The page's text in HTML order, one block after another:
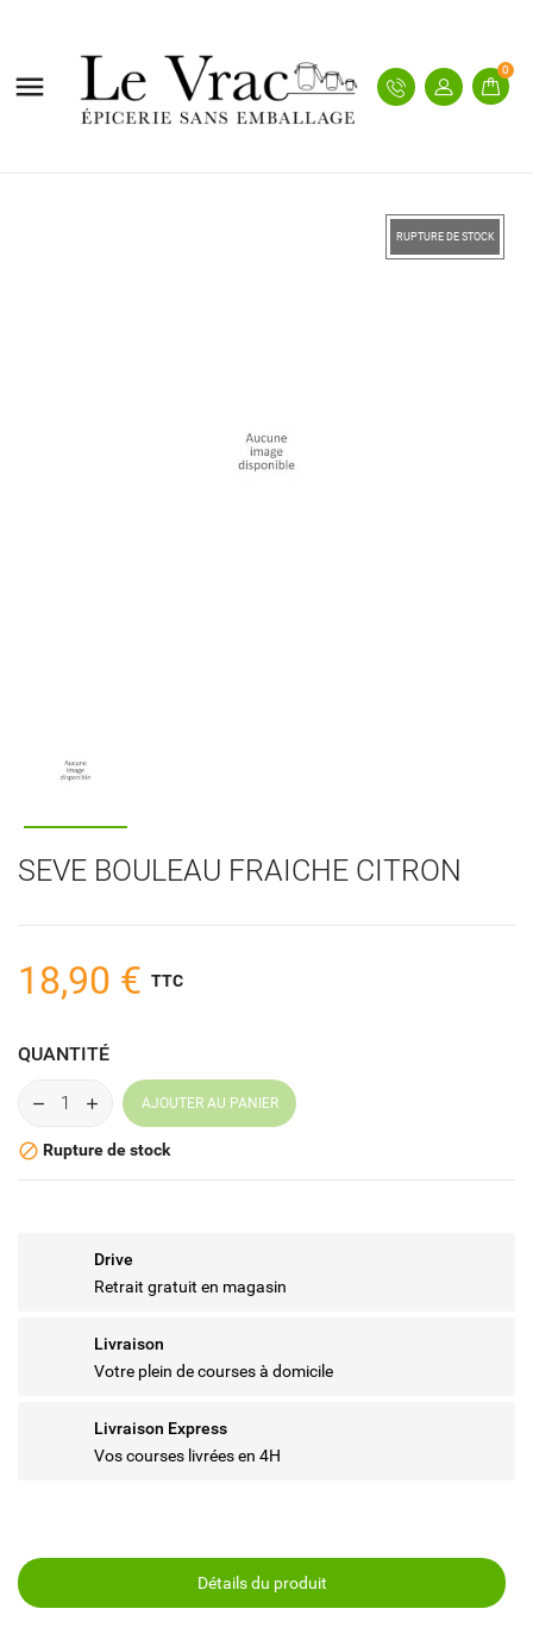
 0
RUPTURE DE STOCK
SEVE BOULEAU FRAICHE CITRON
18,90 € TTC
QUANTITÉ
AJOUTER AU PANIER
 Rupture de stock
Drive
Retrait gratuit en magasin
Livraison
Votre plein de courses à domicile
Livraison Express
Vos courses livrées en 4H
Détails du produit